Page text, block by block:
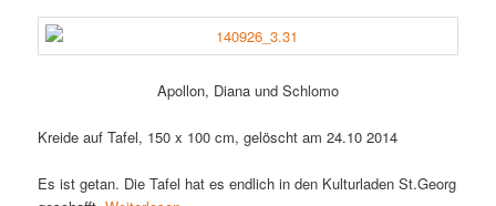
Apollon, Diana und Schlomo
Kreide auf Tafel, 150 x 100 cm, gelöscht am 24.10 2014
Es ist getan. Die Tafel hat es endlich in den Kulturladen St.Georg